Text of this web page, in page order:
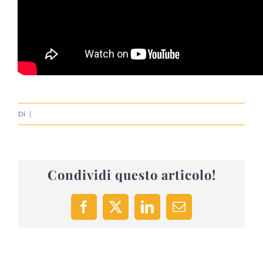
Di |
Condividi questo articolo!
Facebook
X LinkedInEmail